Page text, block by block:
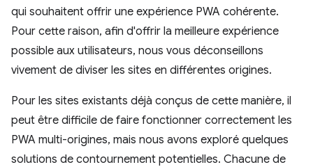
qui souhaitent offrir une expérience PWA cohérente.
Pour cette raison, afin d'offrir la meilleure expérience
possible aux utilisateurs, nous vous déconseillons
vivement de diviser les sites en différentes origines.
Pour les sites existants déjà conçus de cette manière, il
peut être difficile de faire fonctionner correctement les
PWA multi-origines, mais nous avons exploré quelques
solutions de contournement potentielles. Chacune de